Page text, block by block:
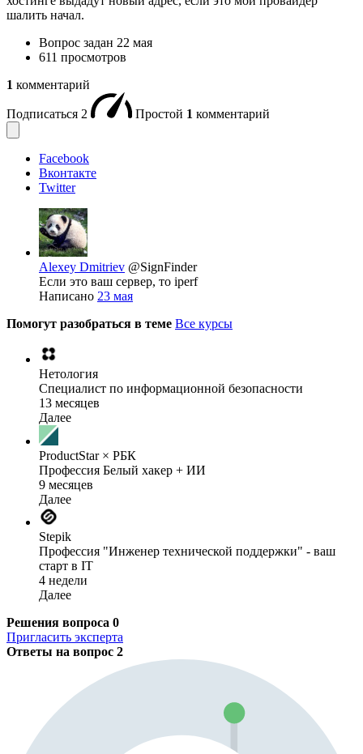
шалить начал.
Вопрос задан 22 мая
611 просмотров
1 комментарий
Подписаться 2 Простой 1 комментарий
Facebook
Вконтакте
Twitter
Alexey Dmitriev @SignFinder
Если это ваш сервер, то iperf
Написано 23 мая
Помогут разобраться в теме Все курсы
Нетология
Специалист по информационной безопасности
13 месяцев
Далее
ProductStar × РБК
Профессия Белый хакер + ИИ
9 месяцев
Далее
Stepik
Профессия "Инженер технической поддержки" - ваш
старт в IT
4 недели
Далее
Решения вопроса 0
Пригласить эксперта
Ответы на вопрос 2